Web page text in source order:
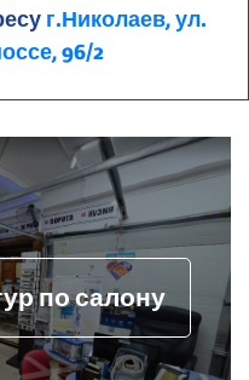
г.Николаев, ул.
96/2
по салону